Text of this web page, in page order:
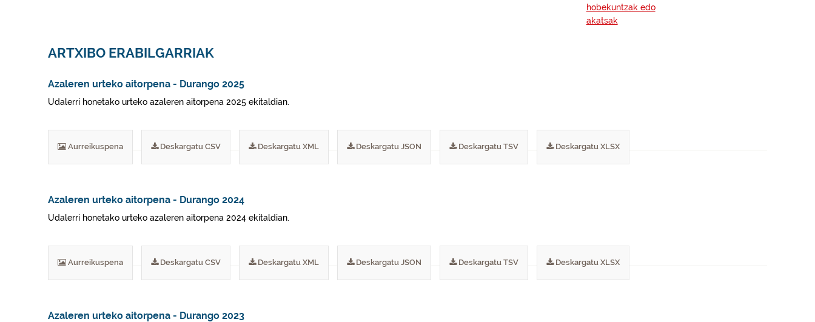
hobekuntzak edo
akatsak
ARTXIBO ERABILGARRIAK
Azaleren urteko aitorpena - Durango 2025
Udalerri honetako urteko azaleren aitorpena 2025 ekitaldian.
Aurreikuspena Deskargatu CSV Deskargatu XML Deskargatu JSON Deskargatu TSV Deskargatu XLSX
Azaleren urteko aitorpena - Durango 2024
Udalerri honetako urteko azaleren aitorpena 2024 ekitaldian.
Aurreikuspena Deskargatu CSV Deskargatu XML Deskargatu JSON Deskargatu TSV Deskargatu XLSX
Azaleren urteko aitorpena - Durango 2023